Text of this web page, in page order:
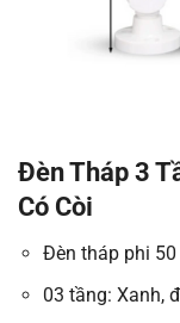
Đèn Tháp 3
Có Còi
Đèn tháp phi 50
03 tầng: Xanh,